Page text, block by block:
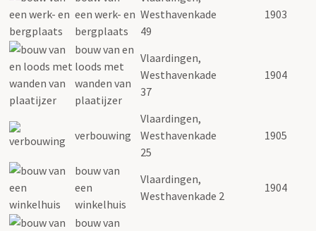
een werk- en
bergplaats
Westhavenkade
49
1903
bouw van en
loods met
wanden van
plaatijzer
Vlaardingen,
Westhavenkade
37
1904
verbouwing
Vlaardingen,
Westhavenkade
25
1905
bouw van
een
winkelhuis
Vlaardingen,
Westhavenkade 2
1904
bouw van